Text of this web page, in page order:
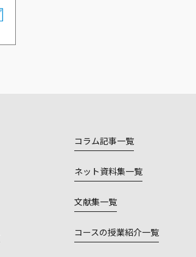
コラム記事一覧
ネット資料集一覧
文献集一覧
コースの授業紹介一覧